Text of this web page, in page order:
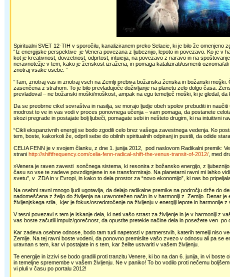
Spiritualni SVET 12-TIH v sporočilu, kanaliziranem preko Selacie, ki je bilo že omenjeno
“Iz energijske perspektive je Venera povezana z ljubeznijo, lepoto in povezavo. Ko je v
kot je kreativnost, dovzetnost, odprtost, intuicija, na povezavo z naravo in na
neravnotežje v tem, kako je ženskost izražena, in pomaga katalizirati/usmeriti oziroma/
znotraj vsake osebe. “
“Tam, znotraj vas in znotraj vseh na Zemlji prebiva božanska ženska in božanski moški.
zasenčena z strahom. To je bilo prevladujoče doživljanje na planetu zelo dolgo časa.
prevladoval – ne božanski moški/moškost, ampak na egu temelječ moški, ki je gledal, da
Da se preobrne cikel sovraštva in nasilja, se morajo ljudje obeh spolov prebuditi in
modrost to ve in vas vodi v proces ponovnega učenja – vam pomaga, da postanete
skozi pregrade in postajate bolj ljubeči, pomagate sebi in nešteto drugim, ki na intuitivni
“Cikli ekspanzivnih energij se bodo zgodili celo brez vašega zavestnega vedenja. Ko
tem, boste, kakorkoli že, odprli sebe do obilnih spiritualnih odpiranj in pustili, da odide
CELIA FENN je v svojem članku, z dne 1. junija 2012, pod naslovom Radikalni premik:
strani http://shiftfrequency.com/celia-fenn-radical-shift-the-venus-transit-of-2012/ , med
»Venera je raven zavesti sončnega sistema, ki resonira z božansko energijo, z
času so vse te zadeve povzdignjene in se transformirajo. Na planetarni ravni mi lahko
svetu”, v ZDA in v Evropi, in kako to dela prostor za “novo ekonomijo”, ki nas bo
Na osebni ravni mnogo ljudi ugotavlja, da delajo radikalne premike na področju drže do
nadomeščena z željo do življenja na uravnotežen način in v harmoniji z Zemljo. Denar
življenjskega stila, kjer je fokus/osredotočenje na življenju v energiji lepote in harmonije z
V tesni povezavi s tem je iskanje dela, ki neti vašo strast za življenje in je v harmoniji z
vas boste začutili impulz/gorečnost, da opustite pretekle načine dela in posežete ven po
Kar zadeva osebne odnose, bodo tam tudi napetosti v partnerstvih, katerih temelji niso
Zemlje. Na tej ravni boste vodeni, da ponovno premislite vašo zvezo v odnosu ali pa se
uravnan s tem, kar vi postajate in s tem, kar želite ustvariti v vašem življenju.
Te energije in izzivi se bodo gradili proti tranzitu Venere, ki bo na dan 6. junija, in vi boste
in temeljne spremembe v vašem življenju. Ne v paniko! To bo vodilo proti nečemu
vi pluli v času po portalu 2012!